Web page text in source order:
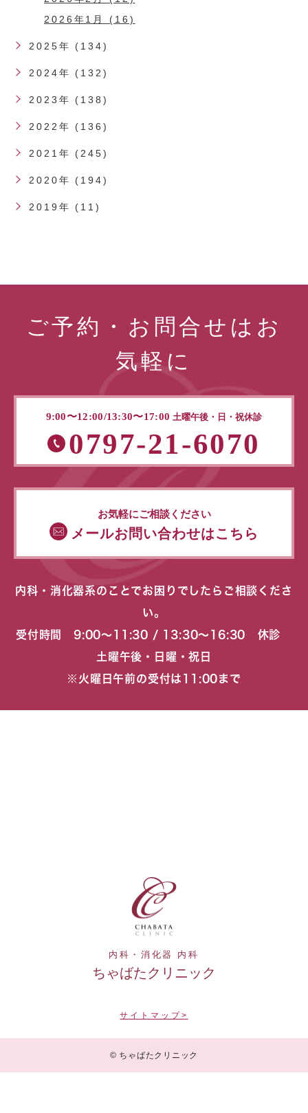
2026年1月 (16)
2025年 (134)
2024年 (132)
2023年 (138)
2022年 (136)
2021年 (245)
2020年 (194)
2019年 (11)
ご予約・お問合せはお
気軽に
9:00〜12:00/13:30〜17:00 土曜午後・日・祝休診
0797-21-6070
お気軽にご相談ください
メールお問い合わせはこちら
内科・消化器系のことでお困りでしたらご相談くださ
い。
受付時間 9:00〜11:30 / 13:30〜16:30 休診
土曜午後・日曜・祝日
※火曜日午前の受付は11:00まで
内科・消化器 内科
ちゃばたクリニック
サイトマップ>
© ちゃばたクリニック